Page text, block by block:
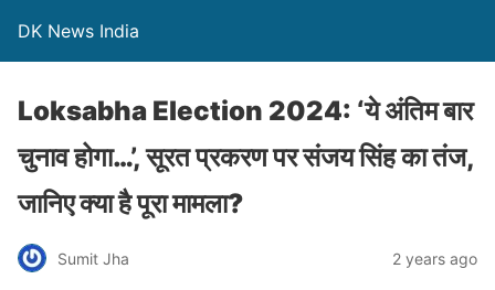
DK News India
Loksabha Election 2024: ‘ये अंतिम बार
चुनाव होगा…’, सूरत प्रकरण पर संजय सिंह का तंज,
जानिए क्या है पूरा मामला?
Sumit Jha 2 years ago